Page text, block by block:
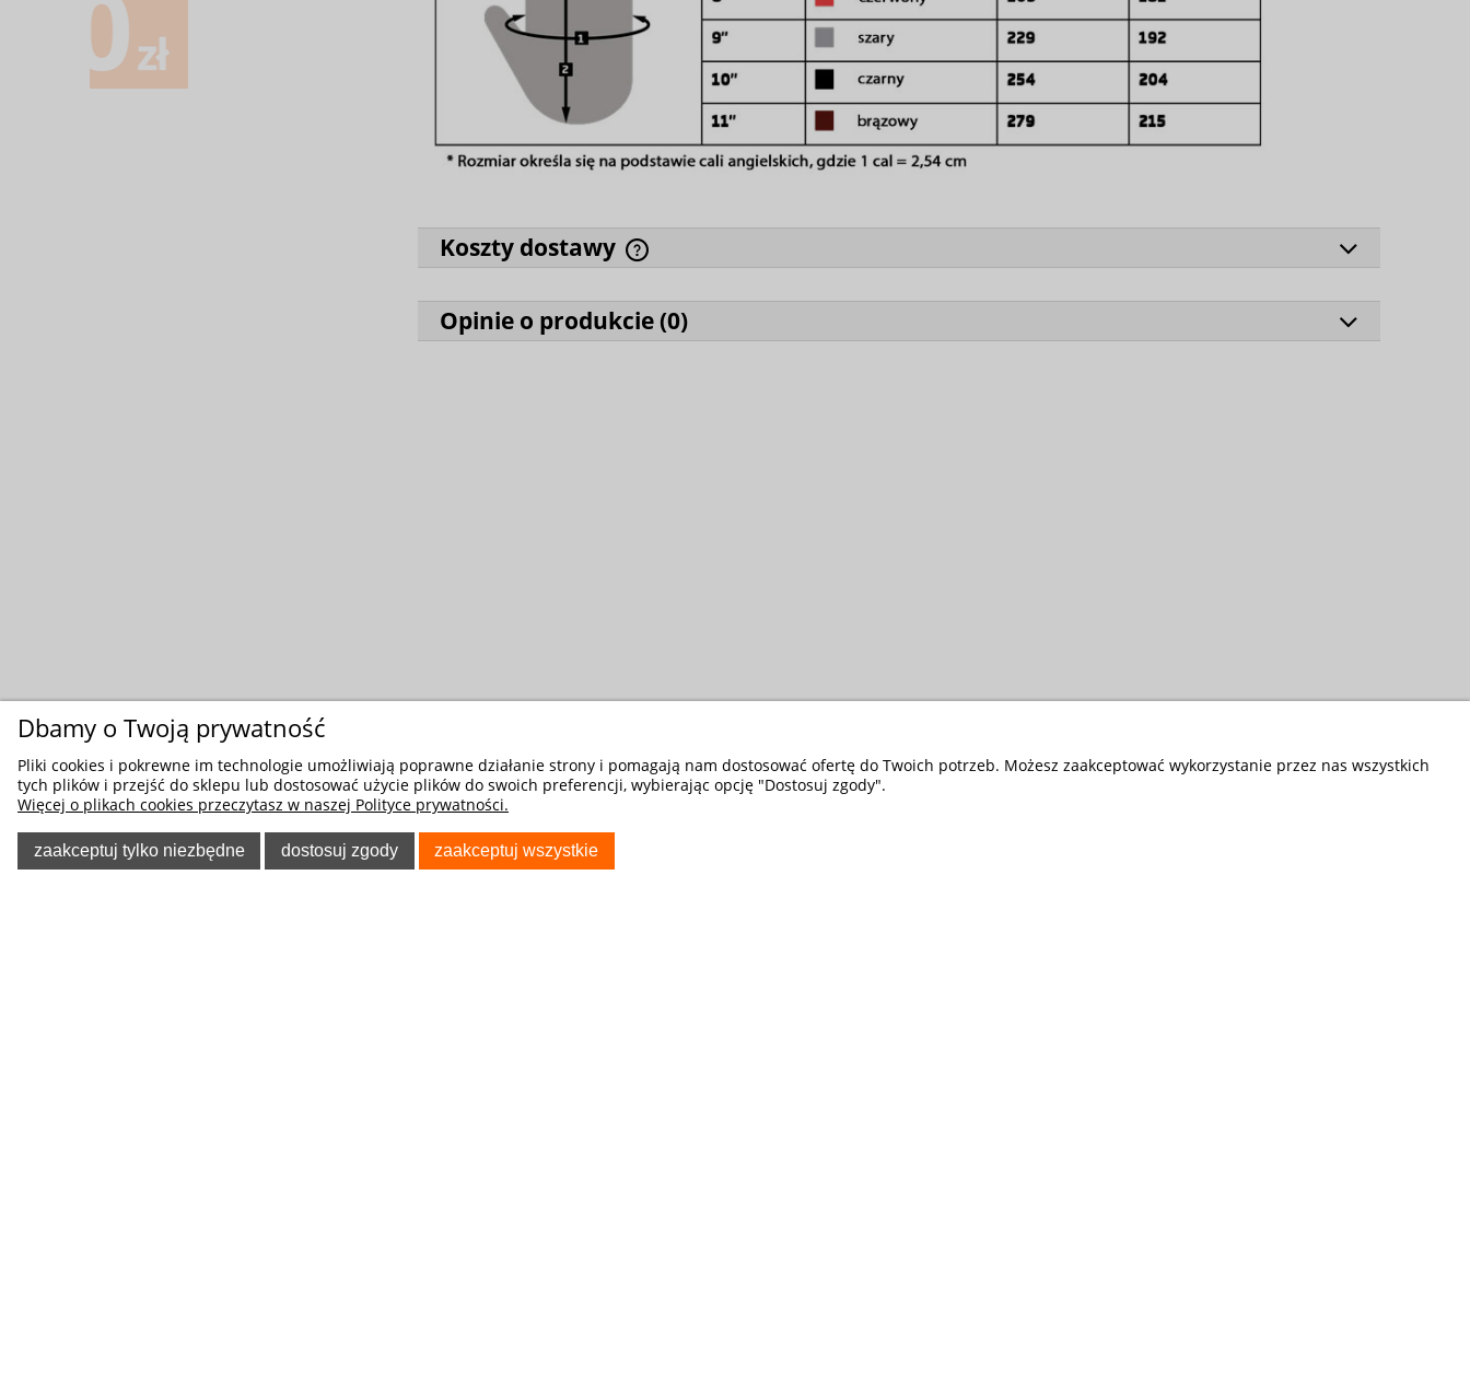
Koszty dostawy
Opinie o produkcie (0)
Dbamy o Twoją prywatność
Pliki cookies i pokrewne im technologie umożliwiają poprawne działanie strony i pomagają nam dostosować ofertę do Twoich potrzeb. Możesz zaakceptować wykorzystanie przez nas wszystkich
tych plików i przejść do sklepu lub dostosować użycie plików do swoich preferencji, wybierając opcję "Dostosuj zgody".
Więcej o plikach cookies przeczytasz w naszej Polityce prywatności.
zaakceptuj tylko niezbędne dostosuj zgody zaakceptuj wszystkie